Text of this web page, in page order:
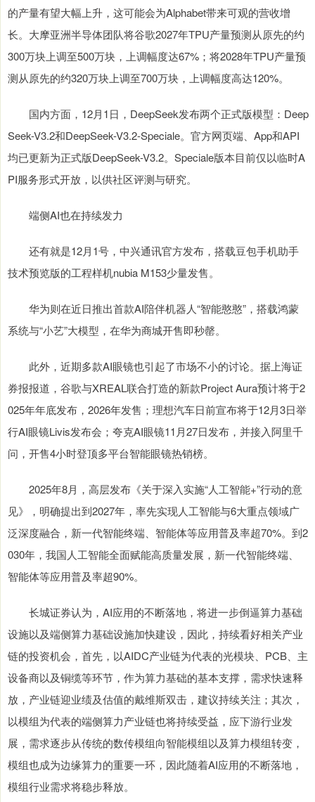
的产量有望大幅上升，这可能会为Alphabet带来可观的营收增
长。大摩亚洲半导体团队将谷歌2027年TPU产量预测从原先的约
300万块上调至500万块，上调幅度达67%；将2028年TPU产量预
测从原先的约320万块上调至700万块，上调幅度高达120%。
国内方面，12月1日，DeepSeek发布两个正式版模型：Deep
Seek-V3.2和DeepSeek-V3.2-Speciale。官方网页端、App和API
均已更新为正式版DeepSeek-V3.2。Speciale版本目前仅以临时A
PI服务形式开放，以供社区评测与研究。
端侧AI也在持续发力
还有就是12月1号，中兴通讯官方发布，搭载豆包手机助手
技术预览版的工程样机nubia M153少量发售。
华为则在近日推出首款AI陪伴机器人“智能憨憨”，搭载鸿蒙
系统与“小艺”大模型，在华为商城开售即秒罄。
此外，近期多款AI眼镜也引起了市场不小的讨论。据上海证
券报报道，谷歌与XREAL联合打造的新款Project Aura预计将于2
025年年底发布，2026年发售；理想汽车日前宣布将于12月3日举
行AI眼镜Livis发布会；夸克AI眼镜11月27日发布，并接入阿里千
问，开售4小时登顶多平台智能眼镜热销榜。
2025年8月，高层发布《关于深入实施“人工智能+”行动的意
见》，明确提出到2027年，率先实现人工智能与6大重点领域广
泛深度融合，新一代智能终端、智能体等应用普及率超70%。到2
030年，我国人工智能全面赋能高质量发展，新一代智能终端、
智能体等应用普及率超90%。
长城证券认为，AI应用的不断落地，将进一步倒逼算力基础
设施以及端侧算力基础设施加快建设，因此，持续看好相关产业
链的投资机会，首先，以AIDC产业链为代表的光模块、PCB、主
设备商以及铜缆等环节，作为算力基础的基本支撑，需求快速释
放，产业链迎业绩及估值的戴维斯双击，建议持续关注；其次，
以模组为代表的端侧算力产业链也将持续受益，应下游行业发
展，需求逐步从传统的数传模组向智能模组以及算力模组转变，
模组也成为边缘算力的重要一环，因此随着AI应用的不断落地，
模组行业需求将稳步释放。